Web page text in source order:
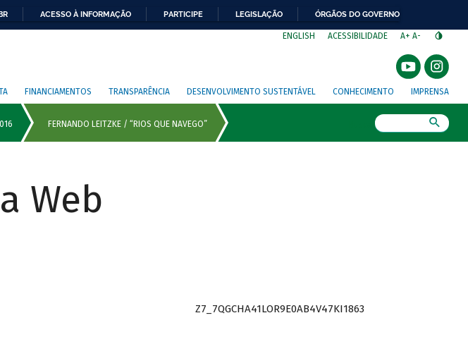
ACESSO À INFORMAÇÃO PARTICIPE LEGISLAÇÃO ÓRGÃOS DO GOVERNO
ENGLISH ACESSIBILIDADE A+ A-
FINANCIAMENTOS TRANSPARÊNCIA DESENVOLVIMENTO SUSTENTÁVEL CONHECIMENTO IMPRENSA
Web
Z7_7QGCHA41LOR9E0AB4V47KI1863